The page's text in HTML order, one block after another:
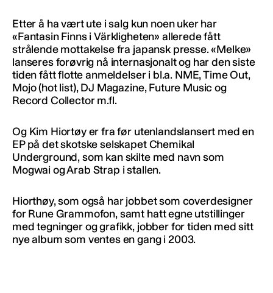
Etter å ha vært ute i salg kun noen uker har
«Fantasin Finns i Värkligheten» allerede fått
strålende mottakelse fra japansk presse. «Melke»
lanseres forøvrig nå internasjonalt og har den siste
tiden fått flotte anmeldelser i bl.a. NME, Time Out,
Mojo (hot list), DJ Magazine, Future Music og
Record Collector m.fl.
Og Kim Hiortøy er fra før utenlandslansert med en
EP på det skotske selskapet Chemikal
Underground, som kan skilte med navn som
Mogwai og Arab Strap i stallen.
Hiorthøy, som også har jobbet som coverdesigner
for Rune Grammofon, samt hatt egne utstillinger
med tegninger og grafikk, jobber for tiden med sitt
nye album som ventes en gang i 2003.